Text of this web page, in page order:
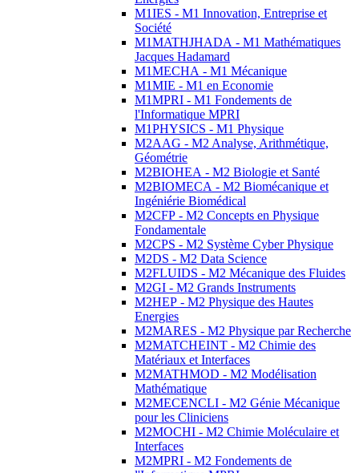
M1IES - M1 Innovation, Entreprise et
Société
M1MATHJHADA - M1 Mathématiques
Jacques Hadamard
M1MECHA - M1 Mécanique
M1MIE - M1 en Economie
M1MPRI - M1 Fondements de
l'Informatique MPRI
M1PHYSICS - M1 Physique
M2AAG - M2 Analyse, Arithmétique,
Géométrie
M2BIOHEA - M2 Biologie et Santé
M2BIOMECA - M2 Biomécanique et
Ingéniérie Biomédical
M2CFP - M2 Concepts en Physique
Fondamentale
M2CPS - M2 Système Cyber Physique
M2DS - M2 Data Science
M2FLUIDS - M2 Mécanique des Fluides
M2GI - M2 Grands Instruments
M2HEP - M2 Physique des Hautes
Energies
M2MARES - M2 Physique par Recherche
M2MATCHEINT - M2 Chimie des
Matériaux et Interfaces
M2MATHMOD - M2 Modélisation
Mathématique
M2MECENCLI - M2 Génie Mécanique
pour les Cliniciens
M2MOCHI - M2 Chimie Moléculaire et
Interfaces
M2MPRI - M2 Fondements de